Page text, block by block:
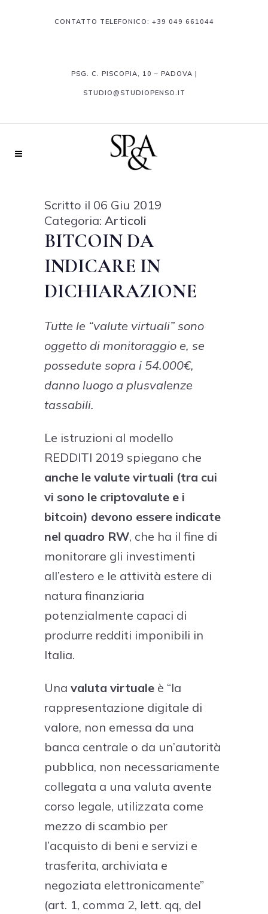
CONTATTO TELEFONICO: +39 049 661044
PSG. C. PISCOPIA, 10 – PADOVA |
STUDIO@STUDIOPENSO.IT
Scritto il 06 Giu 2019
Categoria: Articoli
BITCOIN DA
INDICARE IN
DICHIARAZIONE
Tutte le “valute virtuali” sono
oggetto di monitoraggio e, se
possedute sopra i 54.000€,
danno luogo a plusvalenze
tassabili.
Le istruzioni al modello
REDDITI 2019 spiegano che
anche le valute virtuali (tra cui
vi sono le criptovalute e i
bitcoin) devono essere indicate
nel quadro RW, che ha il fine di
monitorare gli investimenti
all’estero e le attività estere di
natura finanziaria
potenzialmente capaci di
produrre redditi imponibili in
Italia.
Una valuta virtuale è “la
rappresentazione digitale di
valore, non emessa da una
banca centrale o da un’autorità
pubblica, non necessariamente
collegata a una valuta avente
corso legale, utilizzata come
mezzo di scambio per
l’acquisto di beni e servizi e
trasferita, archiviata e
negoziata elettronicamente”
(art. 1, comma 2, lett. qq, del